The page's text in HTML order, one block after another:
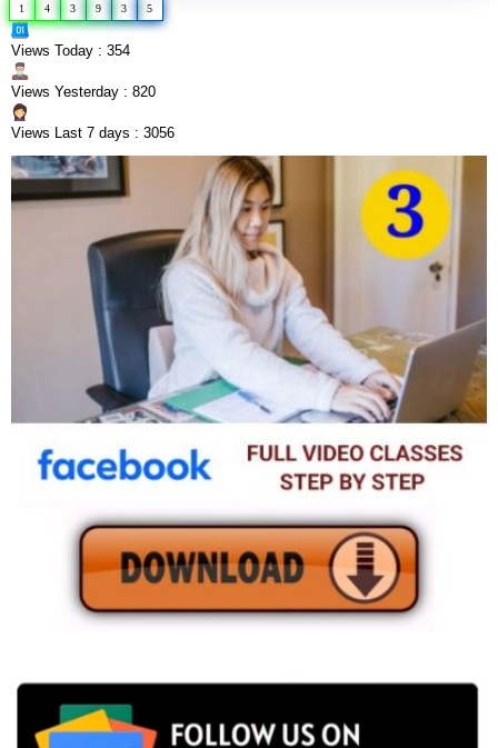
1 4 3 9 3 5
Views Today : 354
Views Yesterday : 820
Views Last 7 days : 3056